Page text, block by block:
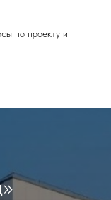
по проекту и